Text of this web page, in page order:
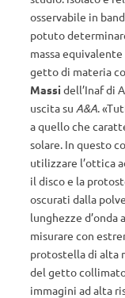
osservabile in
potuto
massa
getto di materia
Massi dell’Inaf di
uscita su A&A.
a quello che
solare. In questo
utilizzare l’ottica
il disco e la
oscurati dalla
lunghezze d’onda
misurare con
protostella di alta
del getto
immagini ad alta